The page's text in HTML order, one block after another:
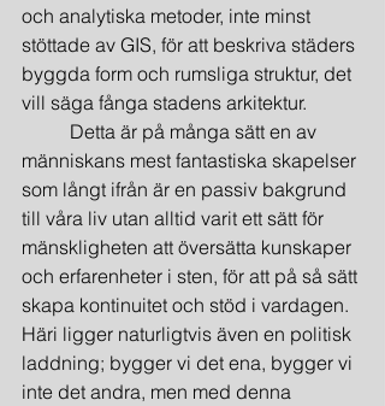
och analytiska metoder, inte minst
stöttade av GIS, för att beskriva städers
byggda form och rumsliga struktur, det
vill säga fånga stadens arkitektur.
människans mest fantastiska skapelser
som långt ifrån är en passiv bakgrund
till våra liv utan alltid varit ett sätt för
mänskligheten att översätta kunskaper
och erfarenheter i sten, för att på så sätt
skapa kontinuitet och stöd i vardagen.
Häri ligger naturligtvis även en politisk
laddning; bygger vi det ena, bygger vi
inte det andra, men med denna